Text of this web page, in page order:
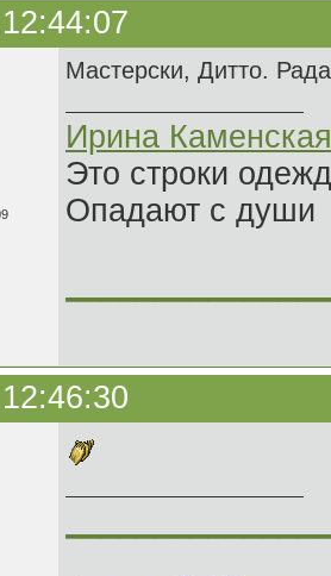
Мастерски, Дитто.
Ирина Каменская
Это строки
Опадают с души